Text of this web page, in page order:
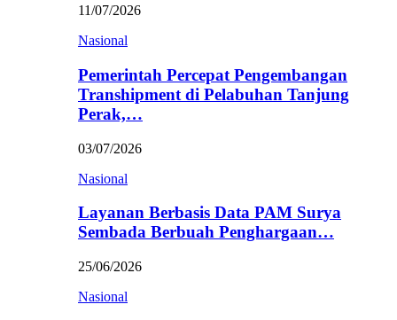
11/07/2026
Nasional
Pemerintah Percepat Pengembangan
Transhipment di Pelabuhan Tanjung
Perak,…
03/07/2026
Nasional
Layanan Berbasis Data PAM Surya
Sembada Berbuah Penghargaan…
25/06/2026
Nasional